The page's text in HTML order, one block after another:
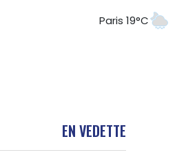
Paris 19°C
EN VEDETTE